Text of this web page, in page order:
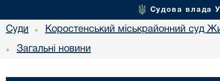
Судова влада
Суди • Коростенський міськрайонний суд
• Загальні новини